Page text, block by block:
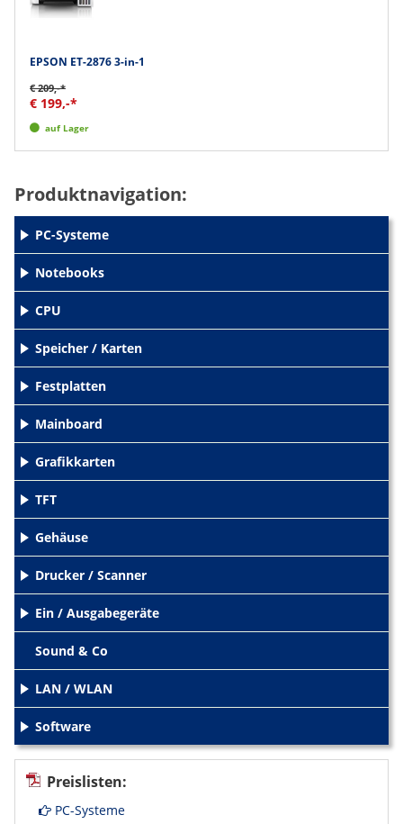
EPSON ET-2876 3-in-1
€ 209,-*
€ 199,-*
auf Lager
Produktnavigation:
PC-Systeme
Notebooks
+CPU
+Speicher / Karten
Festplatten
Mainboard
+Grafikkarten
TFT
+Gehäuse
Drucker / Scanner
Ein / Ausgabegeräte
Sound & Co
LAN / WLAN
+Software
Preislisten:
PC-Systeme